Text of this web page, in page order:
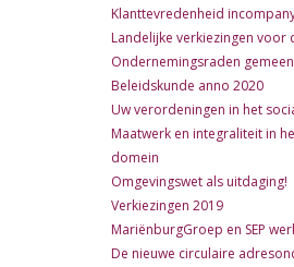
Klanttevredenheid
Landelijke verkiezingen voor
Ondernemingsraden
Beleidskunde anno 2020
Uw verordeningen in het
Maatwerk en integraliteit in
domein
Omgevingswet als uitdaging!
Verkiezingen 2019
MariënburgGroep en SEP
De nieuwe circulaire